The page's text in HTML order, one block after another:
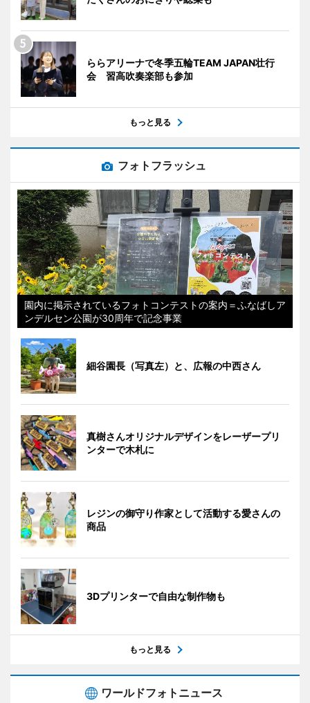
ららアリーナで冬季五輪TEAM JAPAN壮行
会 習高吹奏楽部も参加
もっと見る
フォトフラッシュ
園内に掲示されているフォトコンテストの案内＝ふなばしア
ンデルセン公園が30周年で記念事業
細谷園長（写真左）と、広報の中西さん
真樹さんオリジナルデザインをレーザープリ
ンターで木札に
レジンの御守り作家として活動する愛さんの
商品
3Dプリンターで自由な制作物も
もっと見る
ワールドフォトニュース